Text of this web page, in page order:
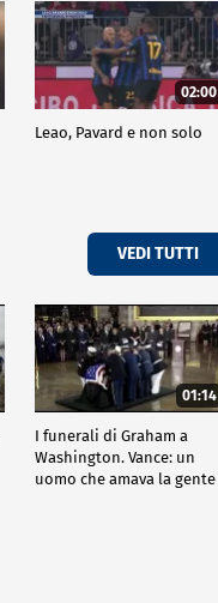
02:00
Leao, Pavard e non solo
VEDI TUTTI
01:14
I funerali di Graham a
Washington. Vance: un
uomo che amava la gente